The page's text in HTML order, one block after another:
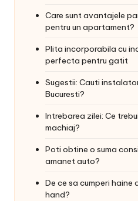
Care sunt avantajele
pentru un apartament?
Plita incorporabila cu
perfecta pentru gatit
Sugestii: Cauti
Bucuresti?
Intrebarea zilei: Ce
machiaj?
Poti obtine o suma
amanet auto?
De ce sa cumperi haine
hand?